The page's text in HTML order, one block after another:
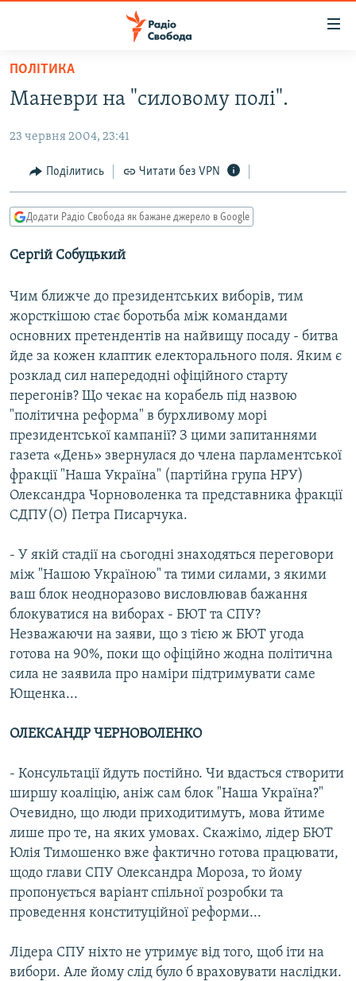
Перейти
основного
Перейти
Перейти
пошуку
РАДІО СВОБОДА – 70 РОКІВ
ВСЕ ЗА ДОБУ
СТАТТІ
ПОЛІТИКА
СУСПІЛЬСТВО
КУЛЬТУРА
УКРАЇНА
СВІТ
ВІЙНА
ДОНБАС.РЕАЛІЇ
КРИМ.РЕАЛІЇ
ТИ ЯК?
СХЕМИ
КИТАЙ.ВИКЛИКИ
МУЛЬТИМЕДІА
ФОТО
СПЕЦПРОЄКТИ
ПОДКАСТИ
КРИМ РЕАЛІЇ
РУС
УКР
КТАТ
ДОЛУЧАЙСЯ!
Усі сайти RFE/RL
ПОЛІТИКА
Маневри на "силовому полі".
23 червня 2004, 23:41
Поділитись Читати без VPN
Додати Радіо Свобода як бажане джерело в Google
Сергій Собуцький
Чим ближче до президентських виборів, тим
жорсткішою стає боротьба між командами
основних претендентів на найвищу посаду - битва
йде за кожен клаптик електорального поля. Яким є
розклад сил напередодні офіційного старту
перегонів? Що чекає на корабель під назвою
"політична реформа" в бурхливому морі
президентської кампанії? З цими запитаннями
газета «День» звернулася до члена парламентської
фракції "Наша Україна" (партійна група НРУ)
Олександра Чорноволенка та представника фракції
СДПУ(О) Петра Писарчука.
- У якій стадії на сьогодні знаходяться переговори
між "Нашою Україною" та тими силами, з якими
ваш блок неодноразово висловлював бажання
блокуватися на виборах - БЮТ та СПУ?
Незважаючи на заяви, що з тією ж БЮТ угода
готова на 90%, поки що офіційно жодна політична
сила не заявила про наміри підтримувати саме
Ющенка...
ОЛЕКСАНДР ЧЕРНОВОЛЕНКО
- Консультації йдуть постійно. Чи вдасться створити
ширшу коаліцію, аніж сам блок "Наша Україна?"
Очевидно, що люди приходитимуть, мова йтиме
лише про те, на яких умовах. Скажімо, лідер БЮТ
Юлія Тимошенко вже фактично готова працювати,
щодо глави СПУ Олександра Мороза, то йому
пропонується варіант спільної розробки та
проведення конституційної реформи...
Лідера СПУ ніхто не утримує від того, щоб іти на
вибори. Але йому слід було б враховувати наслідки.